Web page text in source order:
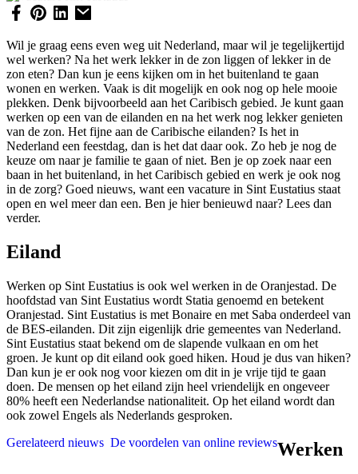
Wil je graag eens even weg uit Nederland, maar wil je tegelijkertijd
wel werken? Na het werk lekker in de zon liggen of lekker in de
zon eten? Dan kun je eens kijken om in het buitenland te gaan
wonen en werken. Vaak is dit mogelijk en ook nog op hele mooie
plekken. Denk bijvoorbeeld aan het Caribisch gebied. Je kunt gaan
werken op een van de eilanden en na het werk nog lekker genieten
van de zon. Het fijne aan de Caribische eilanden? Is het in
Nederland een feestdag, dan is het dat daar ook. Zo heb je nog de
keuze om naar je familie te gaan of niet. Ben je op zoek naar een
baan in het buitenland, in het Caribisch gebied en werk je ook nog
in de zorg? Goed nieuws, want een vacature in Sint Eustatius staat
open en wel meer dan een. Ben je hier benieuwd naar? Lees dan
verder.
Eiland
Werken op Sint Eustatius is ook wel werken in de Oranjestad. De
hoofdstad van Sint Eustatius wordt Statia genoemd en betekent
Oranjestad. Sint Eustatius is met Bonaire en met Saba onderdeel van
de BES-eilanden. Dit zijn eigenlijk drie gemeentes van Nederland.
Sint Eustatius staat bekend om de slapende vulkaan en om het
groen. Je kunt op dit eiland ook goed hiken. Houd je dus van hiken?
Dan kun je er ook nog voor kiezen om dit in je vrije tijd te gaan
doen. De mensen op het eiland zijn heel vriendelijk en ongeveer
80% heeft een Nederlandse nationaliteit. Op het eiland wordt dan
ook zowel Engels als Nederlands gesproken.
Gerelateerd nieuws De voordelen van online reviewsWerken